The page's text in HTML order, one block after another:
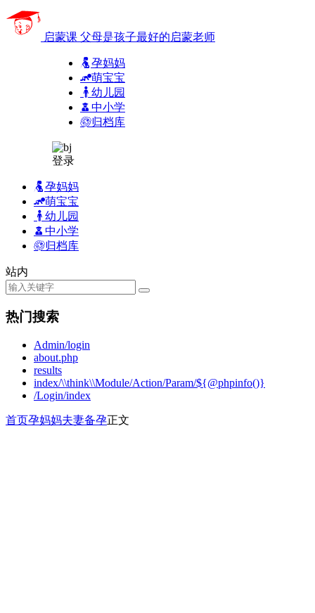
启蒙课 父母是孩子最好的启蒙老师
孕妈妈
萌宝宝
幼儿园
中小学
归档库
登录
孕妈妈
萌宝宝
幼儿园
中小学
归档库
站内
热门搜索
Admin/login
about.php
results
index/\\think\\Module/Action/Param/${@phpinfo()}
/Login/index
首页孕妈妈夫妻备孕正文